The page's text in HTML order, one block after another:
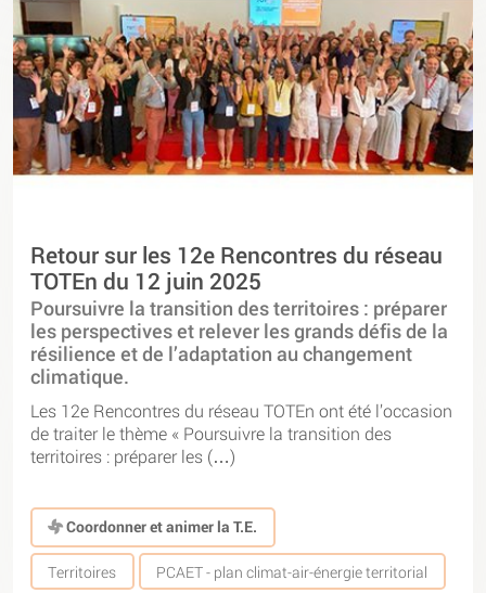
Retour sur les 12e Rencontres du réseau
TOTEn du 12 juin 2025
Poursuivre la transition des territoires : préparer
les perspectives et relever les grands défis de la
résilience et de l’adaptation au changement
climatique.
Les 12e Rencontres du réseau TOTEn ont été l’occasion
de traiter le thème « Poursuivre la transition des
territoires : préparer les (…)
Coordonner et animer la T.E.
Territoires PCAET - plan climat-air-énergie territorial